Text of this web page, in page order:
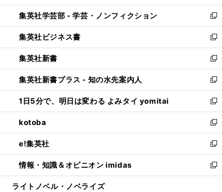
開
く
ウ
で
開
く
ン
ド
ウ
で
開
く
ウ
ィ
ン
ド
ウ
で
開
く
集英社学芸部 - 学芸・ノンフィクション
新
し
い
ウ
ィ
ン
ド
ウ
で
開
く
集英社ビジネス書
新
し
い
ウ
ィ
ン
ド
ウ
で
開
く
集英社新書
新
し
い
ウ
ィ
ン
ド
ウ
で
開
く
集英社新書プラス - 知の水先案内人
新
し
い
ウ
ィ
ン
ド
ウ
で
開
1日5分で、明日は変わる よみタイ yomitai
新
し
い
ウ
ィ
ン
ド
ウ
kotoba
新
し
い
ウ
ィ
ン
e!集英社
新
し
い
ウ
情報・知識＆オピニオン imidas
新
し
ライトノベル・ノベライズ